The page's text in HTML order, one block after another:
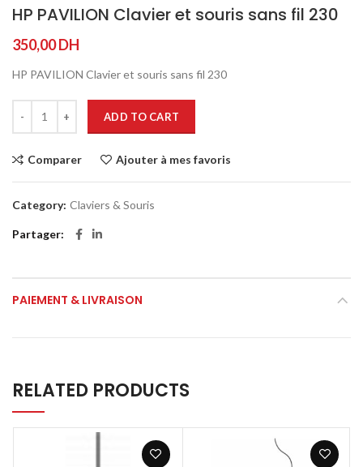
HP PAVILION Clavier et souris sans fil 230
350,00DH
HP PAVILION Clavier et souris sans fil 230
ADD TO CART
Comparer Ajouter à mes favoris
Category: Claviers & Souris
Partager
PAIEMENT & LIVRAISON
RELATED PRODUCTS